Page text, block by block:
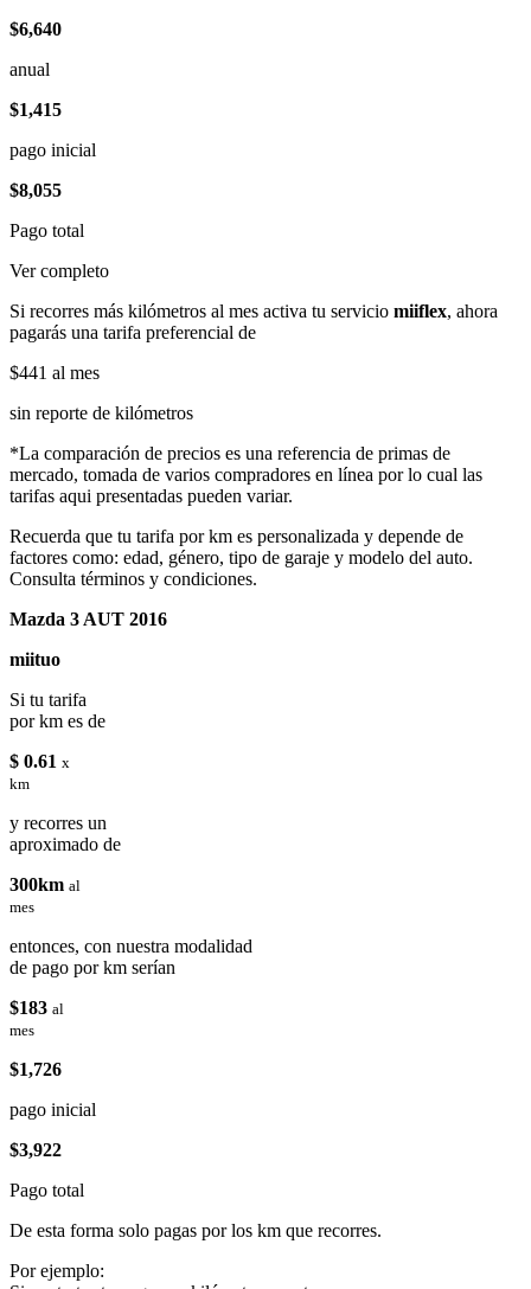
$6,640
anual
$1,415
pago inicial
$8,055
Pago total
Ver completo
Si recorres más kilómetros al mes activa tu servicio miiflex, ahora
pagarás una tarifa preferencial de
$441 al mes
sin reporte de kilómetros
*La comparación de precios es una referencia de primas de
mercado, tomada de varios compradores en línea por lo cual las
tarifas aqui presentadas pueden variar.
Recuerda que tu tarifa por km es personalizada y depende de
factores como: edad, género, tipo de garaje y modelo del auto.
Consulta términos y condiciones.
Mazda 3 AUT 2016
miituo
Si tu tarifa
por km es de
$ 0.61 x
km
y recorres un
aproximado de
300km al
mes
entonces, con nuestra modalidad
de pago por km serían
$183 al
mes
$1,726
pago inicial
$3,922
Pago total
De esta forma solo pagas por los km que recorres.
Por ejemplo: